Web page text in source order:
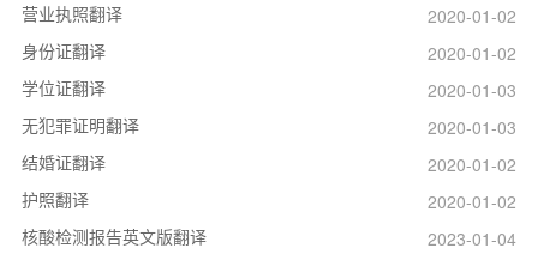
营业执照翻译
2020-01-02
身份证翻译
2020-01-02
学位证翻译
2020-01-03
无犯罪证明翻译
2020-01-03
结婚证翻译
2020-01-02
护照翻译
2020-01-02
核酸检测报告英文版翻译
2023-01-04